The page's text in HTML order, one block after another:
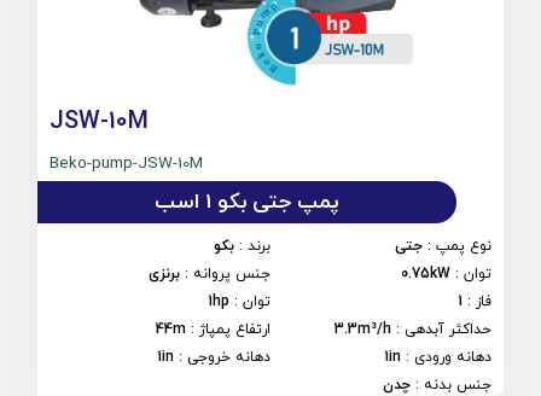
JSW-10M
Beko-pump-JSW-10M
پمپ جتی بکو 1 اسب
نوع پمپ : جتی برند: بکو
توان :
0.75kW جنس پروانه : برنزی
فاز :
1 توان:
1hp
حداکثر آبدهی :
3.3m³/h ارتفاع پمپاژ :
44m
دهانه ورودی :
1in دهانه خروجی :
1in
جنس بدنه : چدن